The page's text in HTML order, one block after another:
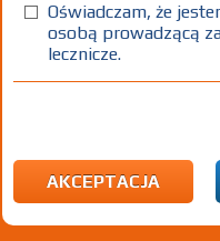
Znaleziono wyników:
www:Nowe
email:Nowe
Oświadczam, że
osobą prowadzącą
lecznicze.
AKCEPTACJA